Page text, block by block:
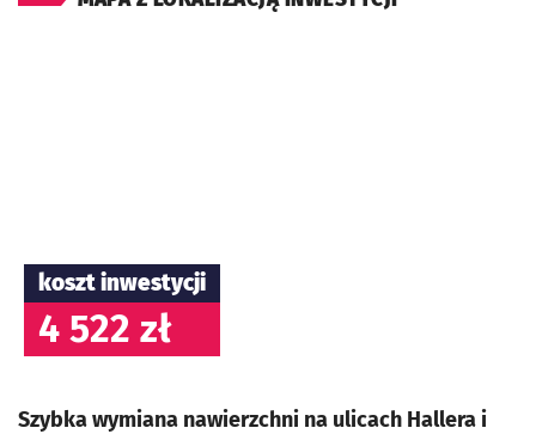
koszt inwestycji
4 522 zł
Szybka wymiana nawierzchni na ulicach Hallera i